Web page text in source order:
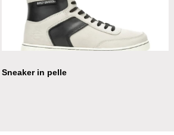
Sneaker in pelle